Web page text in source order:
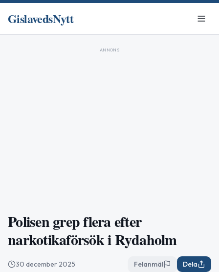
GislavedsNytt
ANNONS
Polisen grep flera efter
narkotikaförsök i Rydaholm
30 december 2025 Felanmäl Dela